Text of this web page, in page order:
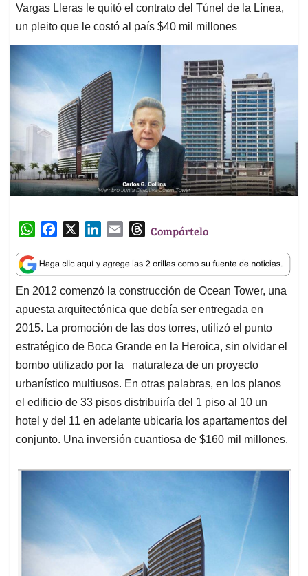
Vargas Lleras le quitó el contrato del Túnel de la Línea,
un pleito que le costó al país $40 mil millones
W
a
t
s
A
p
p
c
e
b
o
o
k
n
k
e
d
I
n
a
i
l
T
r
e
a
d
s
Compártelo
En 2012 comenzó la construcción de Ocean Tower, una
apuesta arquitectónica que debía ser entregada en
2015. La promoción de las dos torres, utilizó el punto
estratégico de Boca Grande en la Heroica, sin olvidar el
bombo utilizado por la naturaleza de un proyecto
urbanístico multiusos. En otras palabras, en los planos
el edificio de 33 pisos distribuiría del 1 piso al 10 un
hotel y del 11 en adelante ubicaría los apartamentos del
conjunto. Una inversión cuantiosa de $160 mil millones.